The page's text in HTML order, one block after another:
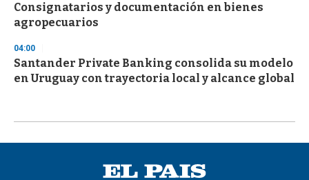
Consignatarios y documentación en bienes
agropecuarios
04:00
Santander Private Banking consolida su modelo
en Uruguay con trayectoria local y alcance global